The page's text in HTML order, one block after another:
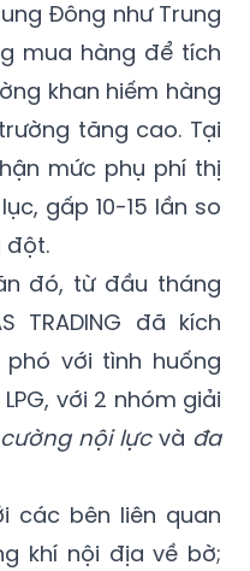
Đông như Trung
mua hàng để tích
khan hiếm hàng
tăng cao. Tại
mức phụ phí thị
gấp 10-15 lần so
đột.
đó, từ đầu tháng
TRADING đã kích
với tình huống
với 2 nhóm giải
nội lựcvà đa
các bên liên quan
khí nội địa về bờ;